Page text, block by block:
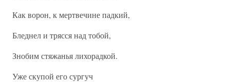
Как ворон, к мертвечине падкий,
Бледнел и трясся над тобой,
Знобим стяжанья лихорадкой.
Уже скупой его сургуч